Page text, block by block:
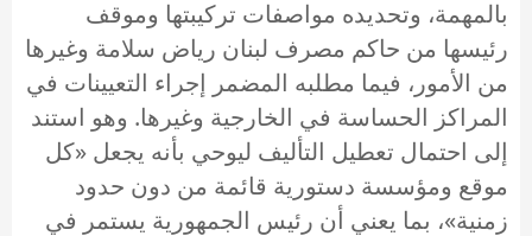
بالمهمة، وتحديده مواصفات تركيبتها وموقف
رئيسها من حاكم مصرف لبنان رياض سلامة وغيرها
من الأمور، فيما مطلبه المضمر إجراء التعيينات في
المراكز الحساسة في الخارجية وغيرها. وهو استند
إلى احتمال تعطيل التأليف ليوحي بأنه يجعل «كل
موقع ومؤسسة دستورية قائمة من دون حدود
زمنية»، بما يعني أن رئيس الجمهورية يستمر في